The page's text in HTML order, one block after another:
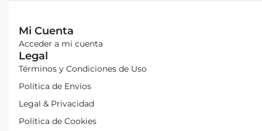
Mi Cuenta
Acceder a mi cuenta
Legal
Términos y Condiciones de Uso
Política de Envíos
Legal & Privacidad
Política de Cookies